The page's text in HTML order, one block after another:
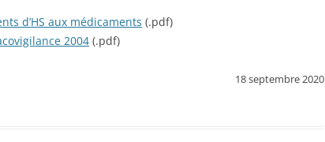
d’HS aux médicaments (.pdf)
2004 (.pdf)
18 septembre 2020